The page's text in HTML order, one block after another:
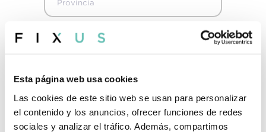
Esta página web usa cookies
Las cookies de este sitio web se usan para personalizar
el contenido y los anuncios, ofrecer funciones de redes
sociales y analizar el tráfico. Además, compartimos
La reserva es para mí
Acepto la política de privacidad y la protección de datos
Recibir comunicaciones y novedades sobre Fixus